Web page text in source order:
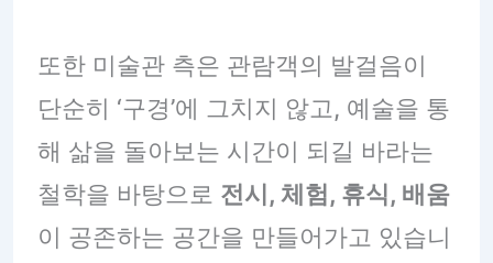
또한 미술관 측은 관람객의 발걸음이
단순히 ‘구경’에 그치지 않고, 예술을 통
해 삶을 돌아보는 시간이 되길 바라는
철학을 바탕으로 전시, 체험, 휴식, 배움
이 공존하는 공간을 만들어가고 있습니